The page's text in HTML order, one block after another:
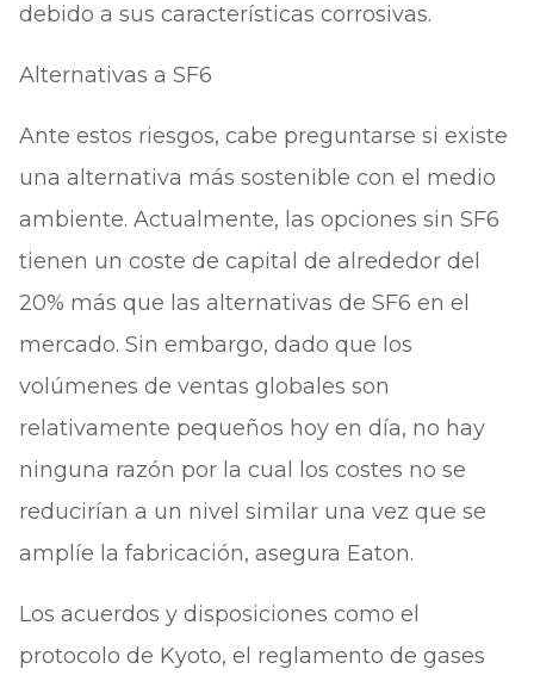
debido a sus características corrosivas.
Alternativas a SF6
Ante estos riesgos, cabe preguntarse si existe
una alternativa más sostenible con el medio
ambiente. Actualmente, las opciones sin SF6
tienen un coste de capital de alrededor del
20% más que las alternativas de SF6 en el
mercado. Sin embargo, dado que los
volúmenes de ventas globales son
relativamente pequeños hoy en día, no hay
ninguna razón por la cual los costes no se
reducirían a un nivel similar una vez que se
amplíe la fabricación, asegura Eaton.
Los acuerdos y disposiciones como el
protocolo de Kyoto, el reglamento de gases